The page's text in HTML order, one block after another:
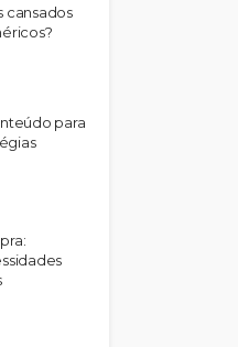
de
cansados
para